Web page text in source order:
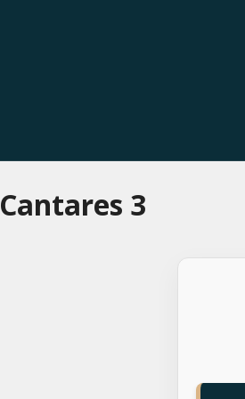
Cantares 3